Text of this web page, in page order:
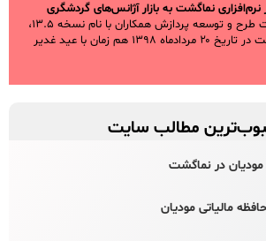
به روز رسانی تازه شرکت طرح و توسعه پردازش همکاران با نام نسخه ۱۳.۵،
راهکار نرم‌افزاری نماگشت در تاریخ ۲۰ مردادماه ۱۳۹۸ هم زمان با عید غدیر
مطالب سایت
مودیان در نماگشت
مالیاتی مودیان